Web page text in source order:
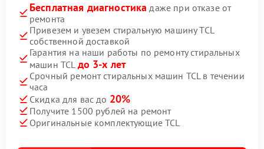
Бесплатная диагностика даже при отказе от
ремонта
Привезем и увезем стиральную машину TCL
собственной доставкой
Гарантия на наши работы по ремонту стиральных
машин TCL до 3-х лет
Срочный ремонт стиральных машин TCL в течении
часа
Скидка для вас до 20%
Получите 1500 рублей на ремонт
Оригинальные комплектующие TCL